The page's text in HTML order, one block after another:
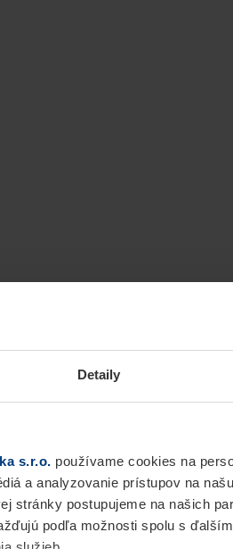
Detaily
s.r.o. používame cookies na
a analyzovanie prístupov na
stránky postupujeme na našich
podľa možnosti spolu s